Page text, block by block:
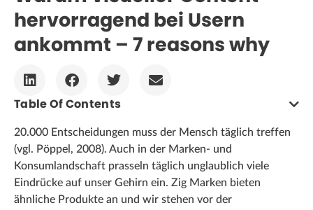
hervorragend bei Usern
ankommt – 7 reasons why
Table Of Contents
20.000 Entscheidungen muss der Mensch täglich treffen
(vgl. Pöppel, 2008). Auch in der Marken- und
Konsumlandschaft prasseln täglich unglaublich viele
Eindrücke auf unser Gehirn ein. Zig Marken bieten
ähnliche Produkte an und wir stehen vor der